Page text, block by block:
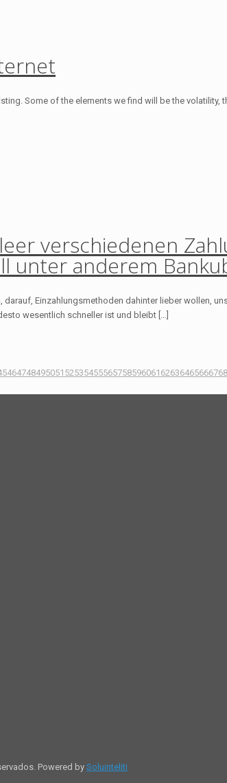
Some of the elements we find will be the volatility,
verschiedenen
unter anderem
Einzahlungsmethoden dahinter lieber wollen,
wesentlich schneller ist und bleibt […]
464748495051 52535455565758596061 62636465666768
Powered by Soluinteliti